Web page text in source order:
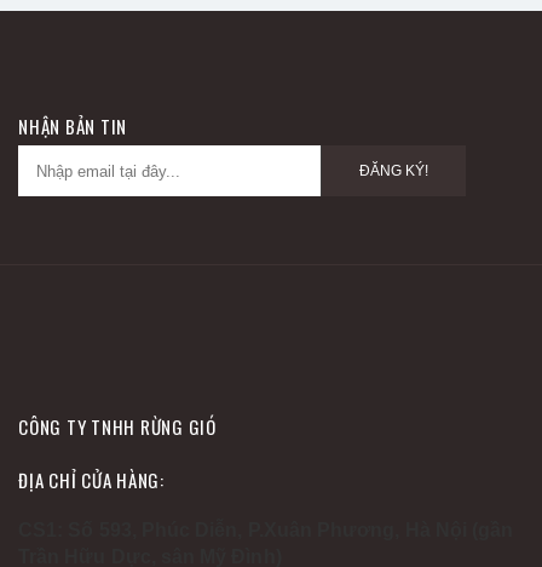
NHẬN BẢN TIN
ĐĂNG KÝ!
CÔNG TY TNHH RỪNG GIÓ
ĐỊA CHỈ CỬA HÀNG: